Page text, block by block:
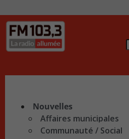
Nouvelles
Affaires municipales
Communauté / Social